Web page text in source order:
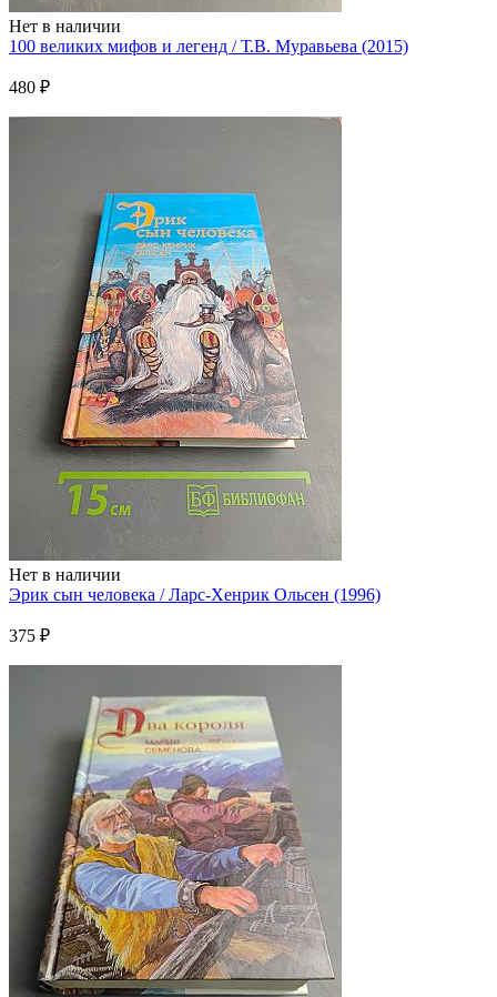
Нет в наличии
100 великих мифов и легенд / Т.В. Муравьева (2015)
480 ₽
Нет в наличии
Эрик сын человека / Ларс-Хенрик Ольсен (1996)
375 ₽